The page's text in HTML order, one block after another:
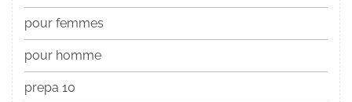
pour femmes
pour homme
prepa 10